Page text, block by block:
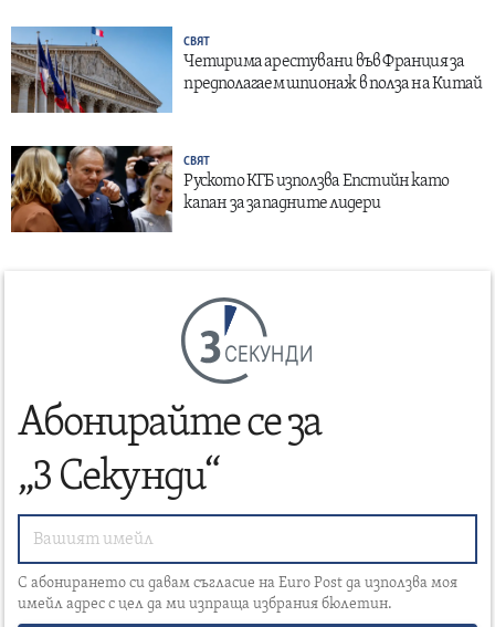
СВЯТ
Четирима арестувани във Франция за
предполагаем шпионаж в полза на Китай
СВЯТ
Руското КГБ използва Епстийн като
капан за западните лидери
СЕКУНДИ
Абонирайте се за
„3 Секунди“
С абонирането си давам съгласие на Euro Post да използва моя
имейл адрес с цел да ми изпраща избрания бюлетин.